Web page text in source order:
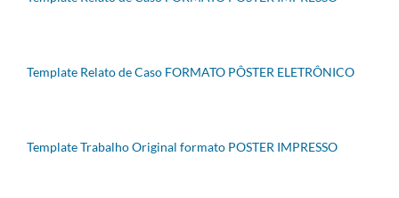
Template Relato de Caso FORMATO PÔSTER ELETRÔNICO
Template Trabalho Original formato POSTER IMPRESSO